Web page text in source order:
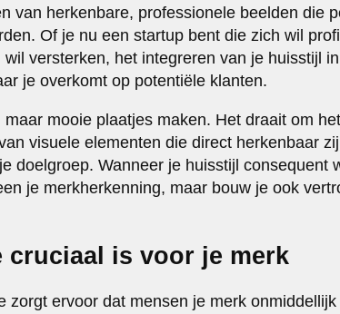
van herkenbare, professionele beelden die
Of je nu een startup bent die zich wil
versterken, het integreren van je huisstijl in
je overkomt op potentiële klanten.
mooie plaatjes maken. Het draait om het
visuele elementen die direct herkenbaar
doelgroep. Wanneer je huisstijl consequent
je merkherkenning, maar bouw je ook
cruciaal is voor je merk
zorgt ervoor dat mensen je merk onmiddellijk